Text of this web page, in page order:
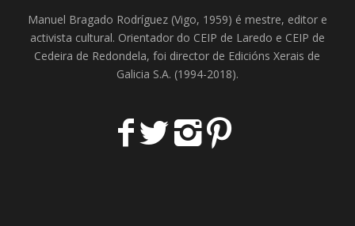
Manuel Bragado Rodríguez (Vigo, 1959) é mestre, editor e
activista cultural. Orientador do CEIP de Laredo e CEIP de
Cedeira de Redondela, foi director de Edicións Xerais de
Galicia S.A. (1994-2018).